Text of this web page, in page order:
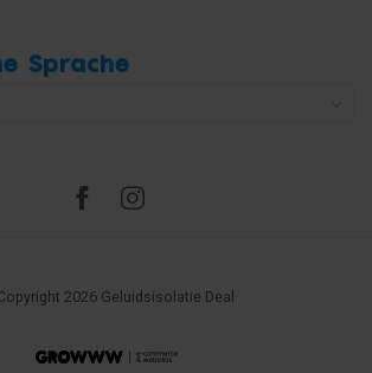
Sprache
2026 Geluidsisolatie Deal